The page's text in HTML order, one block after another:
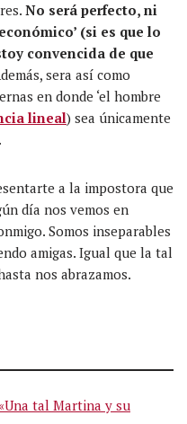
No será perfecto, ni
(si es que lo
convencida de que
sera así como
en donde ‘el hombre
lineal) sea únicamente
a la impostora que
día nos vemos en
Somos inseparables
amigas. Igual que la tal
nos abrazamos.
tal Martina y su